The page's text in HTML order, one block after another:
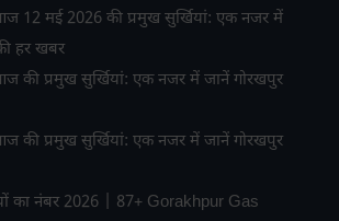
12 मई 2026 की प्रमुख सुर्खियां: एक नजर में
हर खबर
की प्रमुख सुर्खियां: एक नजर में जानें गोरखपुर
की प्रमुख सुर्खियां: एक नजर में जानें गोरखपुर
का नंबर 2026 | 87+ Gorakhpur Gas